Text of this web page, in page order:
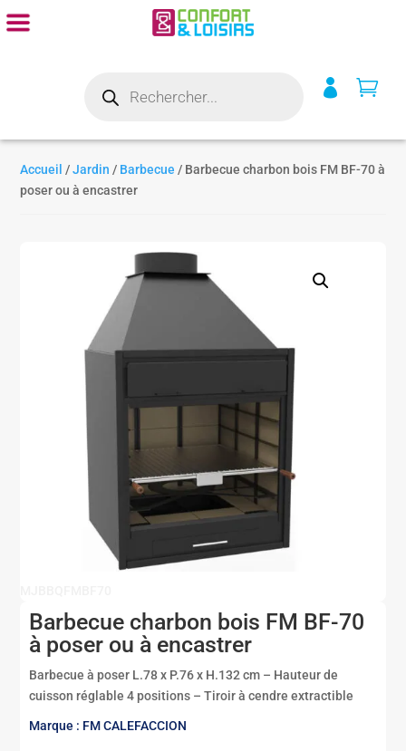
produits
 
Accueil /Jardin / Barbecue / Barbecue charbon bois FM BF-70 à
poser ou à encastrer
Barbecue charbon bois FM BF-70
à poser ou à encastrer
Barbecue à poser L.78 x P.76 x H.132 cm – Hauteur de
cuisson réglable 4 positions – Tiroir à cendre extractible
Marque : FM CALEFACCION